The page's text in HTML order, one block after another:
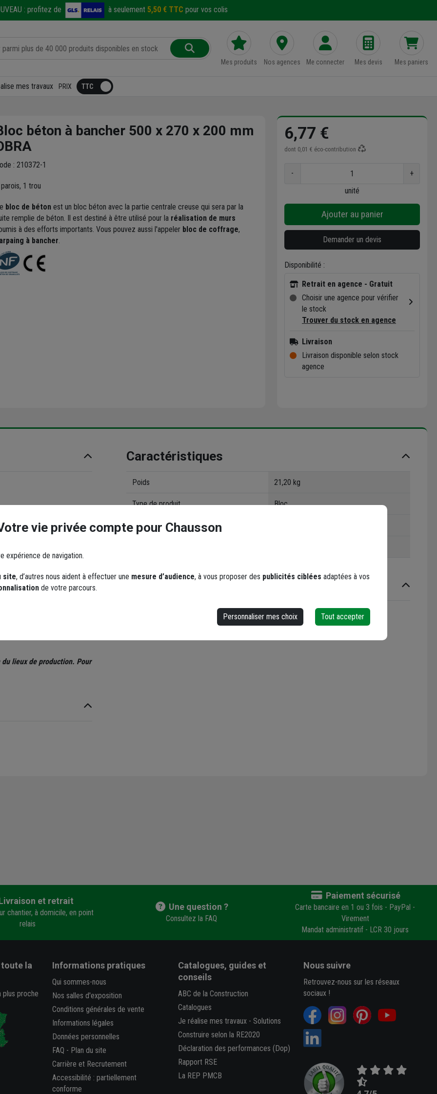
: profitez de à seulement 5,50 € TTC pour vos colis
Mes produits Nos agences Me connecter Mes devis Mes paniers
mes travaux PRIX
béton à bancher 500 x 270 x 200 mm
: 210372-1
1 trou
bloc de béton est un bloc béton avec la partie centrale creuse qui sera par la
remplie de béton. Il est destiné à être utilisé pour la réalisation de murs
à des efforts importants. Vous pouvez aussi l'appeler bloc de coffrage,
à bancher
6,77 €
dont 0,01 € éco-contribution
-
+
unité
Ajouter au panier
Demander un devis
Disponibilité :
Retrait en agence - Gratuit
Choisir une agence pour vérifier
le stock
Trouver du stock en agence
Livraison
Livraison disponible selon stock
agence
lieux de production. Pour
Caractéristiques
Poids 21,20 kg
Type de produit Bloc
Usage
DOP (Declaration of Performance)
et retrait
chantier, à domicile, en point
relais
Une question ?
Consultez la FAQ
Paiement sécurisé
Carte bancaire en 1 ou 3 fois - PayPal -
Virement
Mandat administratif - LCR 30 jours
la
plus proche
Informations pratiques
Qui sommes-nous
Nos salles d'exposition
Conditions générales de vente
Informations légales
Données personnelles
FAQ - Plan du site
Carrière et Recrutement
Accessibilité : partiellement
conforme
Catalogues, guides et
conseils
ABC de la Construction
Catalogues
Je réalise mes travaux- Solutions
Construire selon la RE2020
Déclaration des performances (Dop)
Rapport RSE
La REP PMCB
Nous suivre
Retrouvez-nous sur les réseaux
sociaux !
vie privée compte pour Chausson
expérience de navigation.
site, d’autres nous aident à effectuer une mesure d’audience, à vous proposer des publicités ciblées adaptées à vos
de votre parcours.
Personnaliser mes choix Tout accepter